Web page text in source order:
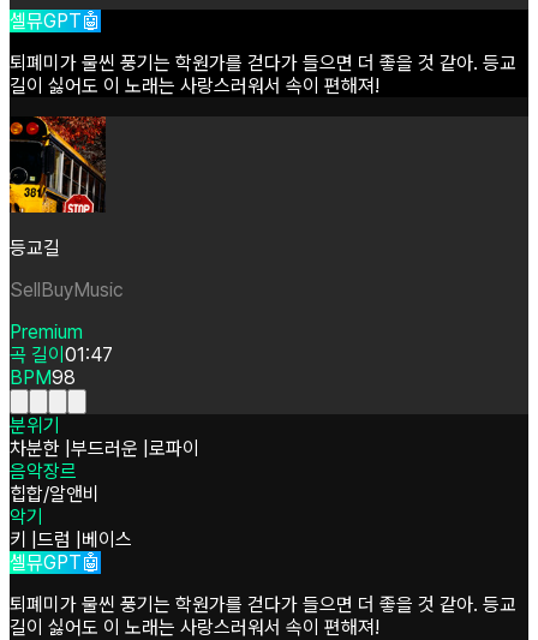
셀뮤GPT🤖
퇴폐미가 물씬 풍기는 학원가를 걷다가 들으면 더 좋을 것 같아. 등교
길이 싫어도 이 노래는 사랑스러워서 속이 편해져!
등교길
SellBuyMusic
Premium
곡 길이 01:47
BPM98
분위기
차분한 부드러운 로파이
음악장르
힙합/알앤비
악기
키 드럼
베이스
셀뮤GPT🤖
퇴폐미가 물씬 풍기는 학원가를 걷다가 들으면 더 좋을 것 같아. 등교
길이 싫어도 이 노래는 사랑스러워서 속이 편해져!